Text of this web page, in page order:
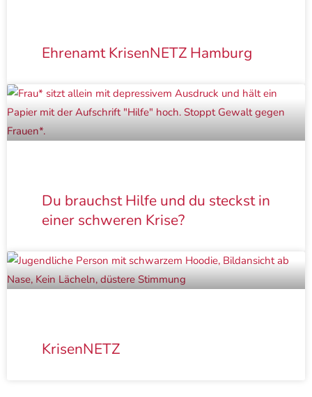
Ehrenamt KrisenNETZ Hamburg
Du brauchst Hilfe und du steckst in
einer schweren Krise?
KrisenNETZ